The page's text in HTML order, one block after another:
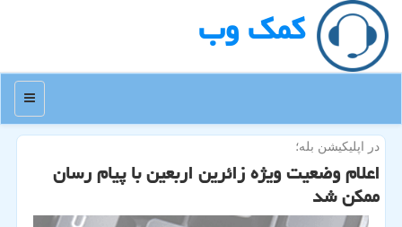
كمك وب
منو
در اپلیكیشن بله؛
اعلام وضعیت ویژه زائرین اربعین با پیام رسان
ممكن شد